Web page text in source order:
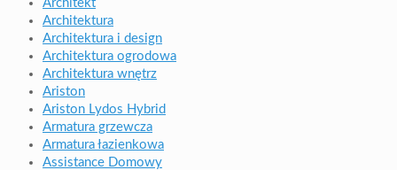
Architekt
Architektura
Architektura i design
Architektura ogrodowa
Architektura wnętrz
Ariston
Ariston Lydos Hybrid
Armatura grzewcza
Armatura łazienkowa
Assistance Domowy